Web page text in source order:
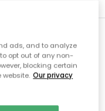
löydä
ads, and to analyze
opt out of any non-
blocking certain
website. Our privacy